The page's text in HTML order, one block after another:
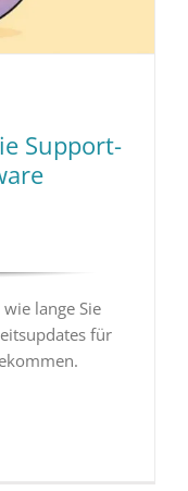
Support-
lange Sie
für